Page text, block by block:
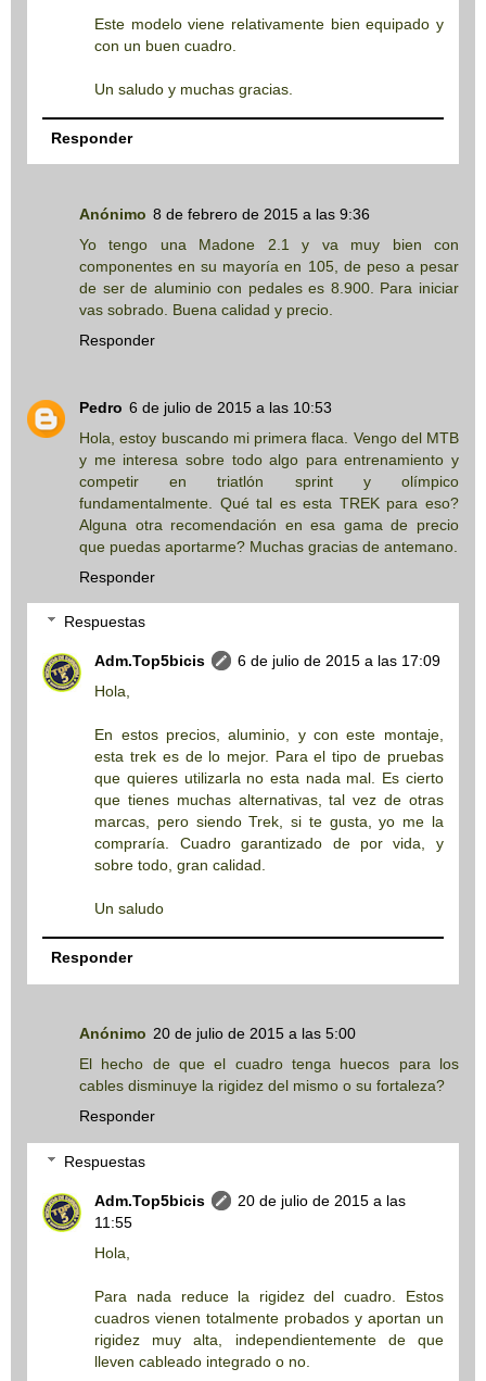
Este modelo viene relativamente bien equipado y
con un buen cuadro.
Un saludo y muchas gracias.
Responder
Anónimo 8 de febrero de 2015 a las 9:36
Yo tengo una Madone 2.1 y va muy bien con
componentes en su mayoría en 105, de peso a pesar
de ser de aluminio con pedales es 8.900. Para iniciar
vas sobrado. Buena calidad y precio.
Responder
Pedro 6 de julio de 2015 a las 10:53
Hola, estoy buscando mi primera flaca. Vengo del MTB
y me interesa sobre todo algo para entrenamiento y
competir en triatlón sprint y olímpico
fundamentalmente. Qué tal es esta TREK para eso?
Alguna otra recomendación en esa gama de precio
que puedas aportarme? Muchas gracias de antemano.
Responder
Respuestas
Adm.Top5bicis
6 de julio de 2015 a las 17:09
Hola,
En estos precios, aluminio, y con este montaje,
esta trek es de lo mejor. Para el tipo de pruebas
que quieres utilizarla no esta nada mal. Es cierto
que tienes muchas alternativas, tal vez de otras
marcas, pero siendo Trek, si te gusta, yo me la
compraría. Cuadro garantizado de por vida, y
sobre todo, gran calidad.
Un saludo
Responder
Anónimo 20 de julio de 2015 a las 5:00
El hecho de que el cuadro tenga huecos para los
cables disminuye la rigidez del mismo o su fortaleza?
Responder
Respuestas
Adm.Top5bicis
20 de julio de 2015 a las
11:55
Hola,
Para nada reduce la rigidez del cuadro. Estos
cuadros vienen totalmente probados y aportan un
rigidez muy alta, independientemente de que
lleven cableado integrado o no.